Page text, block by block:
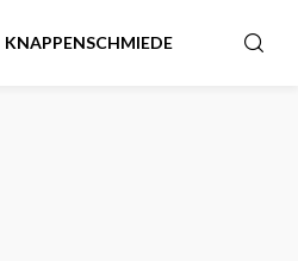
KNAPPENSCHMIEDE